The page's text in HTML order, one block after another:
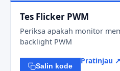
Tes Flicker PWM
Periksa apakah monitor
backlight PWM
Salin kode
Pratinjau ↗